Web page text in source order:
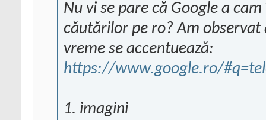
Nu vi se pare că Google a
căutărilor pe ro? Am
vreme se accentuează:
https://www.google.ro/
1. imagini